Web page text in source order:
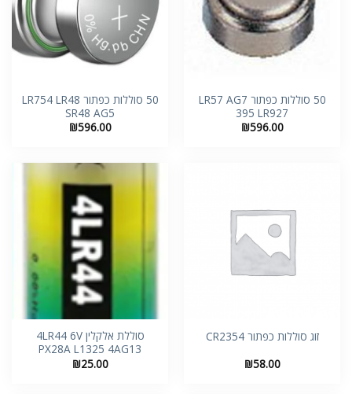
50 סוללות כפתור LR57 AG7
395 LR927
₪596.00
50 סוללות כפתור LR754 LR48
SR48 AG5
₪596.00
זוג סוללות כפתור CR2354
₪58.00
סוללת אלקלין 4LR44 6V
PX28A L1325 4AG13
₪25.00